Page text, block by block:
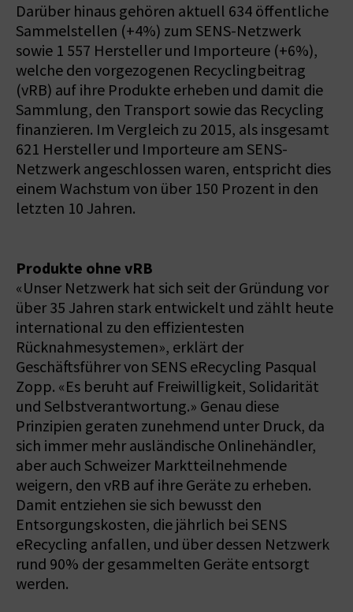
Darüber hinaus gehören aktuell 634 öffentliche
Sammelstellen (+4%) zum SENS-Netzwerk
sowie 1 557 Hersteller und Importeure (+6%),
welche den vorgezogenen Recyclingbeitrag
(vRB) auf ihre Produkte erheben und damit die
Sammlung, den Transport sowie das Recycling
finanzieren. Im Vergleich zu 2015, als insgesamt
621 Hersteller und Importeure am SENS-
Netzwerk angeschlossen waren, entspricht dies
einem Wachstum von über 150 Prozent in den
letzten 10 Jahren.
Produkte ohne vRB
«Unser Netzwerk hat sich seit der Gründung vor
über 35 Jahren stark entwickelt und zählt heute
international zu den effizientesten
Rücknahmesystemen», erklärt der
Geschäftsführer von SENS eRecycling Pasqual
Zopp. «Es beruht auf Freiwilligkeit, Solidarität
und Selbstverantwortung.» Genau diese
Prinzipien geraten zunehmend unter Druck, da
sich immer mehr ausländische Onlinehändler,
aber auch Schweizer Marktteilnehmende
weigern, den vRB auf ihre Geräte zu erheben.
Damit entziehen sie sich bewusst den
Entsorgungskosten, die jährlich bei SENS
eRecycling anfallen, und über dessen Netzwerk
rund 90% der gesammelten Geräte entsorgt
werden.